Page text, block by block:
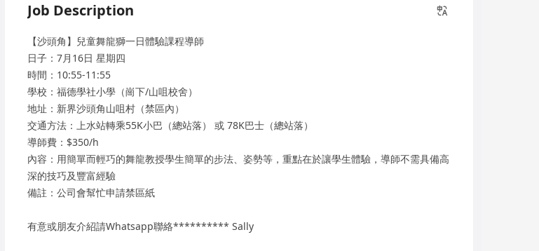
Job Description
【沙頭角】兒童舞龍獅一日體驗課程導師
日子：7月16日 星期四
時間：10:55-11:55
學校：福德學社小學（崗下/山咀校舍）
地址：新界沙頭角山咀村（禁區內）
交通方法：上水站轉乘55K小巴（總站落） 或 78K巴士（總站落）
導師費：$350/h
內容：用簡單而輕巧的舞龍教授學生簡單的步法、姿勢等，重點在於讓學生體驗，導師不需具備高
深的技巧及豐富經驗
備註：公司會幫忙申請禁區紙
有意或朋友介紹請Whatsapp聯絡********** Sally